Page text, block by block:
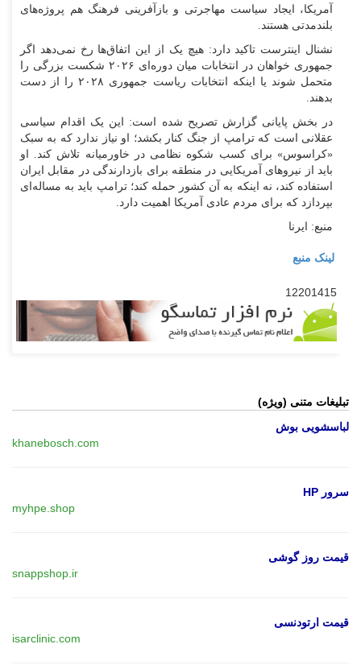
آمریکا، ایجاد سیاست مهاجرتی و بازآفرینی فرهنگ هم پروژه‌های
بلندمدتی هستند.
نشنال اینترست تاکید دارد: هیچ یک از این اتفاق‌ها رخ نمی‌دهد اگر
جمهوری خواهان در انتخابات میان دوره‌ای ۲۰۲۶ شکست بزرگی را
متحمل شوند یا اینکه انتخابات ریاست جمهوری ۲۰۲۸ را از دست
بدهند.
در بخش پایانی گزارش تصریح شده است: این یک اقدام سیاسی
عقلانی است که ترامپ از جنگ کنار بکشد؛ او نیاز ندارد که به سبک
«کراسوس» برای کسب شکوه نظامی در خاورمیانه تلاش کند. او
باید از نیرو‌های آمریکایی در منطقه برای بازدارندگی در مقابل ایران
استفاده کند، نه اینکه به آن کشور حمله کند؛ ترامپ باید به مساله‌ای
بپردازد که برای مردم عادی آمریکا اهمیت دارد.
منبع: ایرنا
لینک منبع
12201415
تبلیغات متنی (ویژه)
لباسشویی بوش
khanebosch.com
سرور HP
myhpe.shop
قیمت روز گوشی
snappshop.ir
قیمت ارتودنسی
isarclinic.com